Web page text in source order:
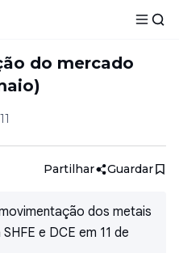
do mercado
Partilhar Guardar
dos metais
e DCE em 11 de